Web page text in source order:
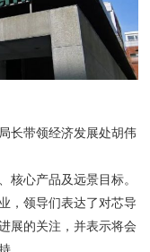
长带领经济发展处胡伟
核心产品及远景目标。
，领导们表达了对芯导
展的关注，并表示将会
。